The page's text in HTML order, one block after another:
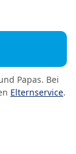
Papas. Bei
Elternservice.